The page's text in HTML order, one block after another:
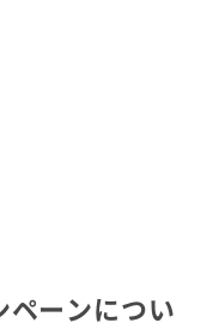
ーンについ